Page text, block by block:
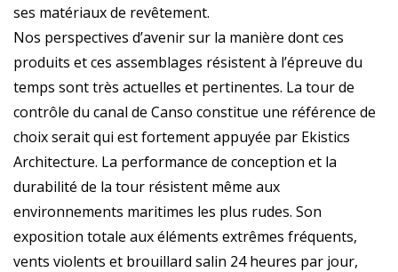
ses matériaux de revêtement.
Nos perspectives d’avenir sur la manière dont ces
produits et ces assemblages résistent à l’épreuve du
temps sont très actuelles et pertinentes. La tour de
contrôle du canal de Canso constitue une référence de
choix serait qui est fortement appuyée par Ekistics
Architecture. La performance de conception et la
durabilité de la tour résistent même aux
environnements maritimes les plus rudes. Son
exposition totale aux éléments extrêmes fréquents,
vents violents et brouillard salin 24 heures par jour,